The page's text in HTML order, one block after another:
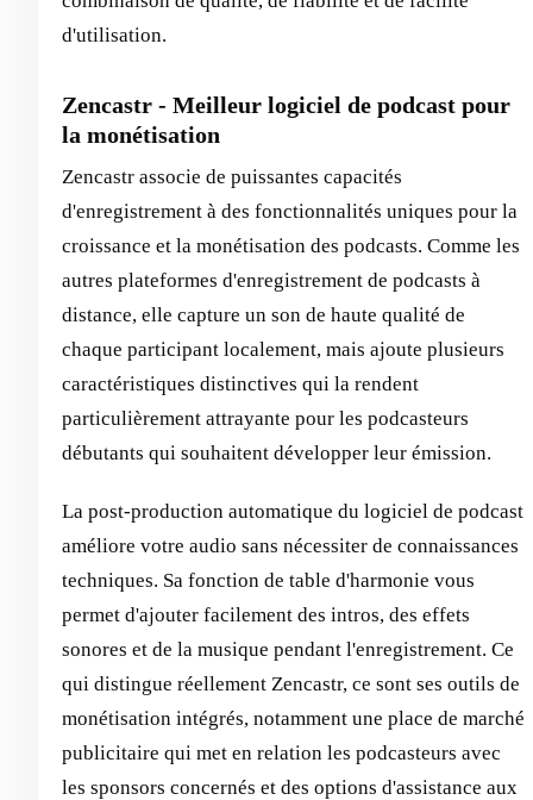
d'utilisation.
Zencastr - Meilleur logiciel de podcast pour
la monétisation
Zencastr associe de puissantes capacités
d'enregistrement à des fonctionnalités uniques pour la
croissance et la monétisation des podcasts. Comme les
autres plateformes d'enregistrement de podcasts à
distance, elle capture un son de haute qualité de
chaque participant localement, mais ajoute plusieurs
caractéristiques distinctives qui la rendent
particulièrement attrayante pour les podcasteurs
débutants qui souhaitent développer leur émission.
La post-production automatique du logiciel de podcast
améliore votre audio sans nécessiter de connaissances
techniques. Sa fonction de table d'harmonie vous
permet d'ajouter facilement des intros, des effets
sonores et de la musique pendant l'enregistrement. Ce
qui distingue réellement Zencastr, ce sont ses outils de
monétisation intégrés, notamment une place de marché
publicitaire qui met en relation les podcasteurs avec
les sponsors concernés et des options d'assistance aux